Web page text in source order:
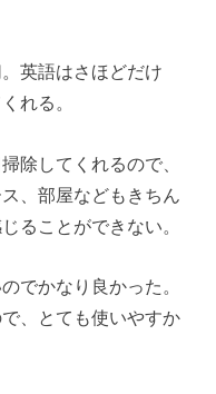
英語はさほどだけ
れる。
除してくれるので、
、部屋などもきちん
ることができない。
でかなり良かった。
、とても使いやすか